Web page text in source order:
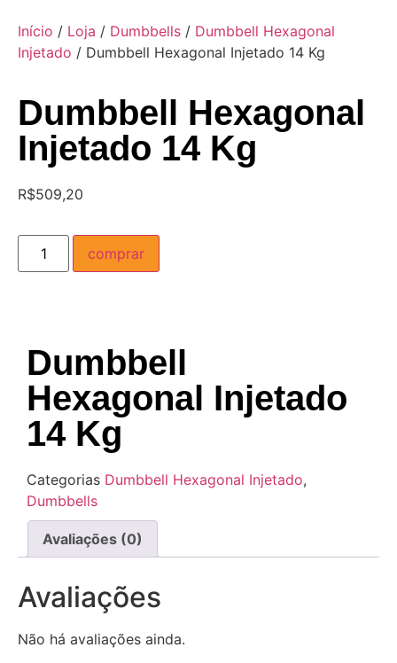
Início / Loja / Dumbbells / Dumbbell Hexagonal
Injetado / Dumbbell Hexagonal Injetado 14 Kg
Dumbbell Hexagonal
Injetado 14 Kg
R$509,20
comprar
Dumbbell
Hexagonal Injetado
14 Kg
Categorias Dumbbell Hexagonal Injetado,
Dumbbells
Avaliações (0)
Avaliações
Não há avaliações ainda.